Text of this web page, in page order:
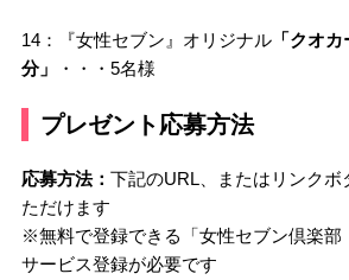
14：『女性セブン』オリジナル「クオカ
分」
・・・5名様
プレゼント応募方法
応募方法： 下記のURL、またはリンクボ
ただけます
※無料で登録できる「女性セブン倶楽部
サービス登録が必要です